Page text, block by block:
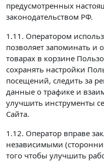
предусмотренных
законодательством РФ.
1.11. Оператором
позволяет запоминать
товарах в корзине
сохранять настройки
посещений, следить за
данные о трафике и
улучшить инструменты
Сайта.
1.12. Оператор вправе
независимыми
того чтобы улучшить